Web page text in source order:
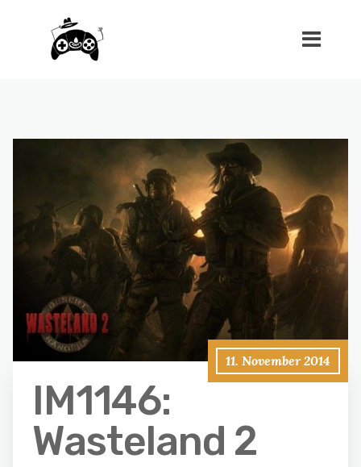
11. November 2014
IM1146:
Wasteland 2